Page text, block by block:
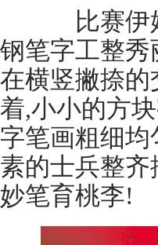
比赛伊始
钢笔字工整
在横竖撇捺
着,小小的方
字笔画粗细
素的士兵整
妙笔育桃李!